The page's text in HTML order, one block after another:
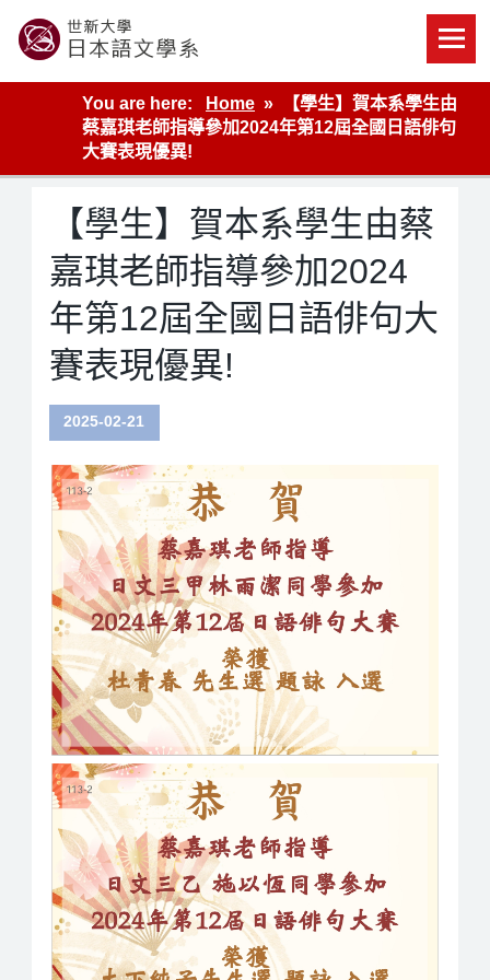
content
世新大學教學單位的網站
You are here:
Home
【學生】賀本系學生由
蔡嘉琪老師指導參加2024年第12屆全國日語俳句
大賽表現優異!
【學生】賀本系學生由蔡
嘉琪老師指導參加2024
年第12屆全國日語俳句大
賽表現優異!
2025-02-21